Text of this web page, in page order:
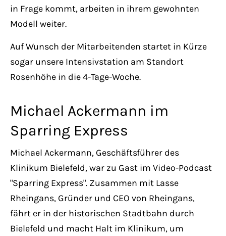
in Frage kommt, arbeiten in ihrem gewohnten
Modell weiter.
Auf Wunsch der Mitarbeitenden startet in Kürze
sogar unsere Intensivstation am Standort
Rosenhöhe in die 4-Tage-Woche.
Michael Ackermann im
Sparring Express
Michael Ackermann, Geschäftsführer des
Klinikum Bielefeld, war zu Gast im Video-Podcast
"Sparring Express". Zusammen mit Lasse
Rheingans, Gründer und CEO von Rheingans,
fährt er in der historischen Stadtbahn durch
Bielefeld und macht Halt im Klinikum, um